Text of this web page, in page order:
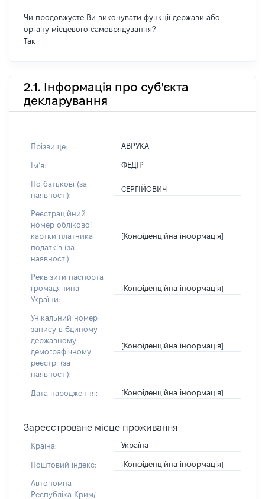
Чи продовжуєте Ви виконувати функції держави або
органу місцевого самоврядування?
Так
2.1. Інформація про суб'єкта
декларування
Прізвище: АВРУКА
Імʼя: ФЕДІР
По батькові (за
наявності):
СЕРГІЙОВИЧ
Реєстраційний
номер облікової
картки платника
податків (за
наявності):
[Конфіденційна інформація]
Реквізити паспорта
громадянина
України:
[Конфіденційна інформація]
Унікальний номер
запису в Єдиному
державному
демографічному
реєстрі (за
наявності):
[Конфіденційна інформація]
Дата народження: [Конфіденційна інформація]
Зареєстроване місце проживання
Країна: Україна
Поштовий індекс: [Конфіденційна інформація]
Автономна
Республіка Крим/